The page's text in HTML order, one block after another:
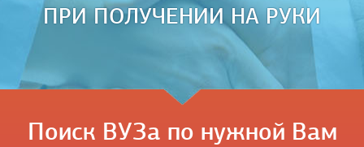
ПРИ ПОЛУЧЕНИИ НА РУКИ
Поиск ВУЗа по нужной Вам